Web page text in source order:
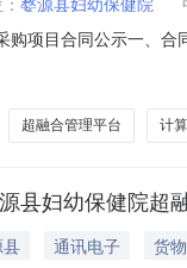
购项目合同公示一、
商地址：江西省上饶
超融合管理平台 计
县妇幼保健院
通讯电子
货物